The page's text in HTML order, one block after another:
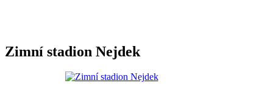
Zimní stadion Nejdek